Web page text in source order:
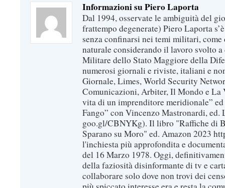
Informazioni su Piero Laporta
Dal 1994, osservate le ambiguità del
frattempo degenerate) Piero Laporta
senza confinarsi nei temi militari, come
naturale considerando il lavoro svolto
Militare dello Stato Maggiore della
numerosi giornali e riviste, italiani e
Giornale, Limes, World Security
Comunicazioni, Arbiter, Il Mondo e La
vita di un imprenditore meridionale”
Fango” con Vincenzo Mastronardi,
goo.gl/CBNYKg). Il libro "Raffiche di
Sparano su Moro" ed. Amazon 2023
l'inchiesta più approfondita e
del 16 Marzo 1978. Oggi,
della faziosità disinformante di tv e
collaborare solo dove non trovi dei